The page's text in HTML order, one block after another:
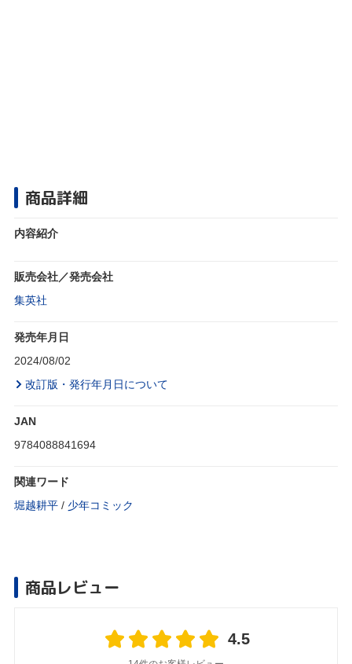
商品詳細
内容紹介
販売会社／発売会社
集英社
発売年月日
2024/08/02
改訂版・発行年月日について
JAN
9784088841694
関連ワード
堀越耕平 / 少年コミック
商品レビュー
4.5